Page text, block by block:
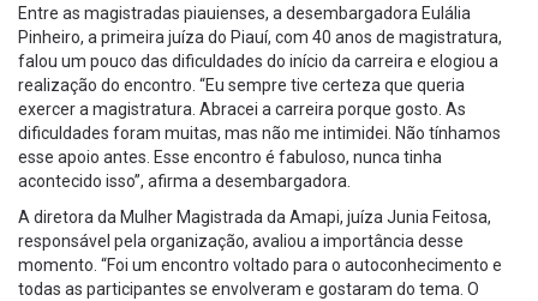
Entre as magistradas piauienses, a desembargadora Eulália
Pinheiro, a primeira juíza do Piauí, com 40 anos de magistratura,
falou um pouco das dificuldades do início da carreira e elogiou a
realização do encontro. “Eu sempre tive certeza que queria
exercer a magistratura. Abracei a carreira porque gosto. As
dificuldades foram muitas, mas não me intimidei. Não tínhamos
esse apoio antes. Esse encontro é fabuloso, nunca tinha
acontecido isso”, afirma a desembargadora.
A diretora da Mulher Magistrada da Amapi, juíza Junia Feitosa,
responsável pela organização, avaliou a importância desse
momento. “Foi um encontro voltado para o autoconhecimento e
todas as participantes se envolveram e gostaram do tema. O